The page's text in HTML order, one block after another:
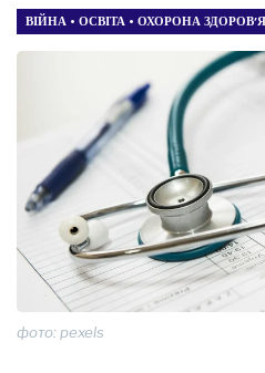
ВІЙНА • ОСВІТА • ОХОРОНА ЗДОРОВ’Я
фото: pexels